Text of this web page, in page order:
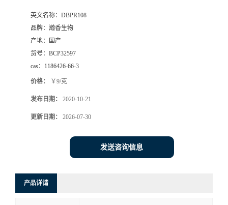
英文名称： DBPR108
品牌： 瀚香生物
产地：
国产
货号： BCP32597
cas： 1186426-66-3
价格： ￥9/克
发布日期： 2020-10-21
更新日期： 2026-07-30
发送咨询信息
产品详请